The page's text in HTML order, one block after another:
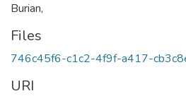
Burian,
Files
746c45f6-c1c2-4f9f-a417-
URI